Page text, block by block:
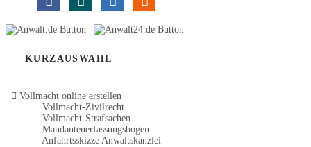
KURZAUSWAHL
Vollmacht online erstellen
Vollmacht-Zivilrecht
Vollmacht-Strafsachen
Mandantenerfassungsbogen
Anfahrtsskizze Anwaltskanzlei